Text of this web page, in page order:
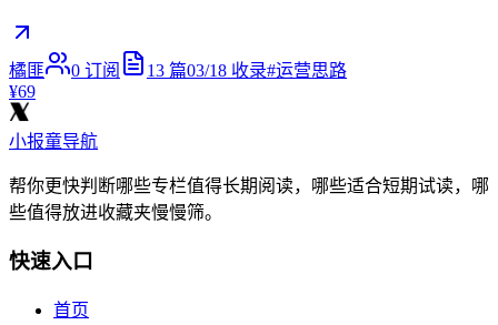
橘匪 0 订阅 13 篇03/18 收录#运营思路
¥69
小报童导航
帮你更快判断哪些专栏值得长期阅读，哪些适合短期试读，哪
些值得放进收藏夹慢慢筛。
快速入口
首页